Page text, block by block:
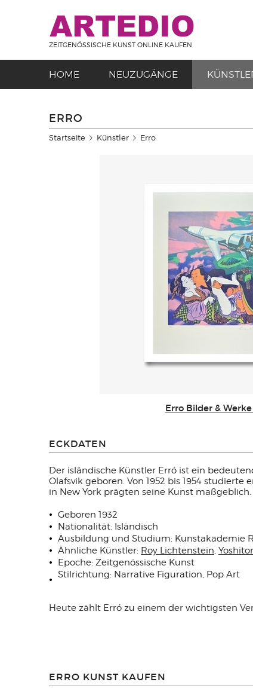
ZEITGENÖSSISCHE KUNST ONLINE KAUFEN
HOME NEUZUGÄNGE
ERRO
Startseite Künstler Erro
Erro Bilder &
ECKDATEN
Der islän­di­sche Künst­ler Erró ist ein
Olafsvik geboren. Von 1952 bis 1954
in New York prägten seine Kunst maßgeblich.
Geboren 1932
Nationalität: Isländisch
Ausbildung und Studium: Kunstakademie
Ähnliche Künstler: Roy Lichtenstein,
Epoche: Zeitgenössische Kunst
Stilrichtung: Narrative Figuration, Pop Art
Heute zählt Erró zu einem der wichtigsten
ERRO KUNST KAUFEN